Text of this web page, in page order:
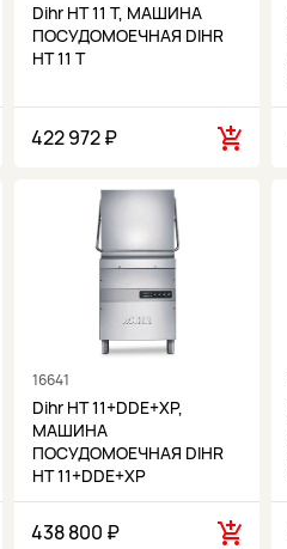
Dihr HT 11 T, МАШИНА
ПОСУДОМОЕЧНАЯ DIHR
HT 11 T
422 972 ₽
16641
Dihr HT 11+DDE+XP,
МАШИНА
ПОСУДОМОЕЧНАЯ DIHR
HT 11+DDE+XP
438 800 ₽